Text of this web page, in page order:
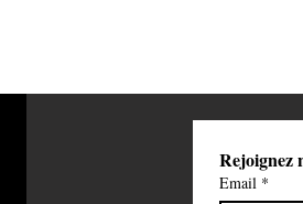
Rejoignez
Email *